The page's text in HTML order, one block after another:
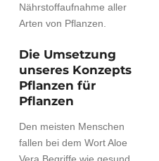
Nährstoffaufnahme aller
Arten von Pflanzen.
Die Umsetzung
unseres Konzepts
Pflanzen für
Pflanzen
Den meisten Menschen
fallen bei dem Wort Aloe
Vera Begriffe wie gesund,